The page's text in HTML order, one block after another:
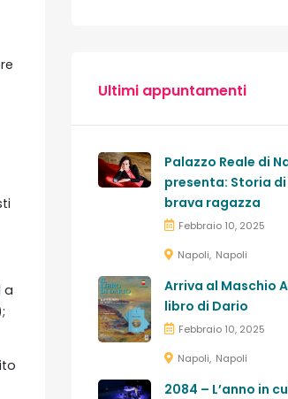
a
Ultimi appuntamenti
Palazzo Reale di
presenta: Storia di
brava ragazza
Febbraio 10, 2025
Napoli Napoli
Arriva al Maschio
libro di Dario
Febbraio 10, 2025
Napoli Napoli
2084 – L’anno in